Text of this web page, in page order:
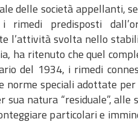
delle società appellanti,
predisposti
l’attività svolta nello
ha ritenuto che quel
del 1934, i rimedi
speciali adottate
natura “residuale”, alle
particolari e